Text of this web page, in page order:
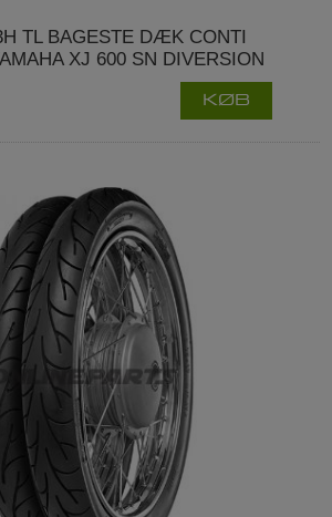
TL BAGESTE DÆK CONTI
XJ 600 SN DIVERSION
KØB